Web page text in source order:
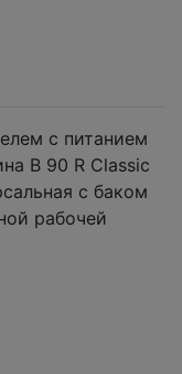
с питанием
B 90 R Classic
с баком
рабочей